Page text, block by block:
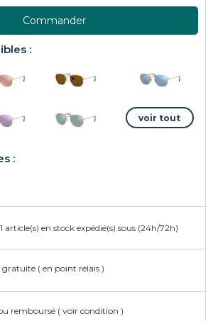
Commander